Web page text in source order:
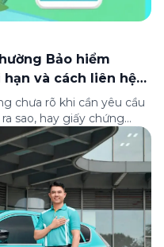
Bảo hiểm
hạn và cách liên hệ
chưa rõ khi cần yêu cầu
sao, hay giấy chứng
này tổng hợp đầy đủ các
bồi thường và hỗ trợ